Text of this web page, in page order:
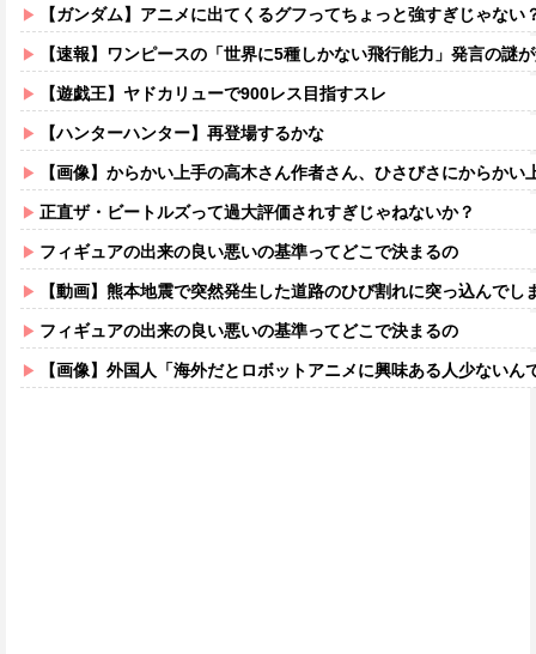
【ガンダム】アニメに出てくるグフってちょっと強すぎじゃない
【速報】ワンピースの「世界に5種しかない飛行能力」発言の謎
【遊戯王】ヤドカリューで900レス目指すスレ
【ハンターハンター】再登場するかな
【画像】からかい上手の高木さん作者さん、ひさびさにからかい上手の高木
正直ザ・ビートルズって過大評価されすぎじゃねないか？
フィギュアの出来の良い悪いの基準ってどこで決まるの
【動画】熊本地震で突然発生した道路のひび割れに突っ込んでし
フィギュアの出来の良い悪いの基準ってどこで決まるの
【画像】外国人「海外だとロボットアニメに興味ある人少ないん